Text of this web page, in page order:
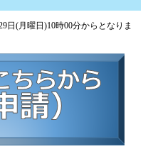
日(月曜日)10時00分からとなりま